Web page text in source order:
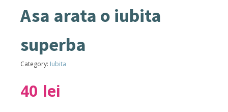
Asa arata o iubita
superba
Category: Iubita
40 lei